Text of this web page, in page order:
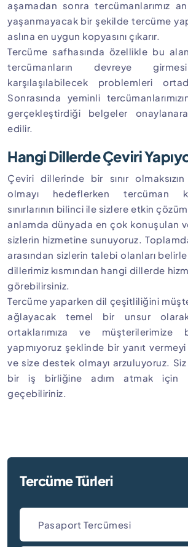
Tercüme Türleri
Pasaport Tercümesi
aşamadan sonra tercümanlarımız
yaşanmayacak bir şekilde tercüme
aslına en uygun kopyasını çıkarır.
Tercüme safhasında özellikle bu
tercümanların devreye
karşılaşılabilecek problemleri
Sonrasında yeminli
gerçekleştirdiği belgeler
edilir.
Hangi Dillerde Çeviri
Çeviri dillerinde bir sınır
olmayı hedeflerken tercüman
sınırlarının bilinci ile sizlere etkin
anlamda dünyada en çok konuşulan
sizlerin hizmetine sunuyoruz.
arasından sizlerin talebi olanları
dillerimiz kısmından hangi dillerde
görebilirsiniz.
Tercüme yaparken dil çeşitliliğini
ağlayacak temel bir unsur
ortaklarımıza ve
yapmıyoruz şeklinde bir yanıt
ve size destek olmayı arzuluyoruz.
bir iş birliğine adım atmak için
geçebiliriniz.